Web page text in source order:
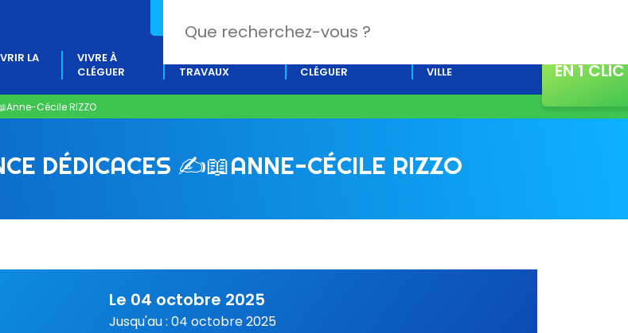
LA
VIVRE À
CLÉGUER
TRAVAUX
CLÉGUER
VILLE
EN 1 CLIC
Cécile RIZZO
DÉDICACES ✍️​📖​ANNE-CÉCILE RIZZO
Le 04 octobre 2025
Jusqu'au : 04 octobre 2025